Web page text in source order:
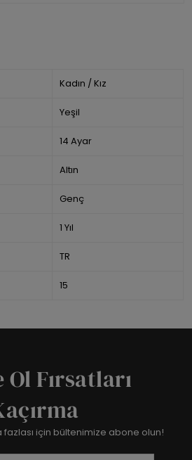
Kadın / Kız
Yeşil
14 Ayar
Altın
Genç
1 Yıl
TR
15
Fırsatları
için bültenimize abone olun!